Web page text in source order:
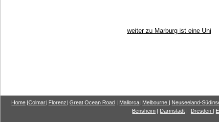
weiter zu Marburg ist eine Uni
Home |Colmar| Florenz|Great Ocean Road | Mallorca| Melbourne | Neuseeland-
Bensheim | Darmstadt | Dresden |